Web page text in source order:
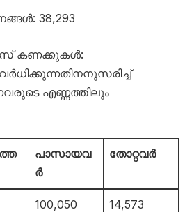
38,293
കണക്കുകൾ:
എണ്ണത്തിലും
പാസായവ
ർ
തോറ്റവർ
100,050 14,573